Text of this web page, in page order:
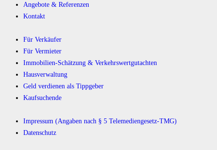
Angebote & Referenzen
Kontakt
Für Verkäufer
Für Vermieter
Immobilien-Schätzung & Verkehrswertgutachten
Hausverwaltung
Geld verdienen als Tippgeber
Kaufsuchende
Impressum (Angaben nach § 5 Telemediengesetz-TMG)
Datenschutz